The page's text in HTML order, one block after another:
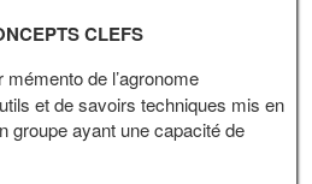
CLEFS
mémento de l’agronome
et de savoirs techniques mis en
groupe ayant une capacité de